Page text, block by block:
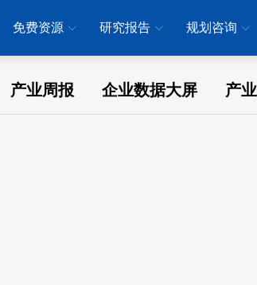
免费资源 研究报告 规划咨询
产业周报 企业数据大屏 产